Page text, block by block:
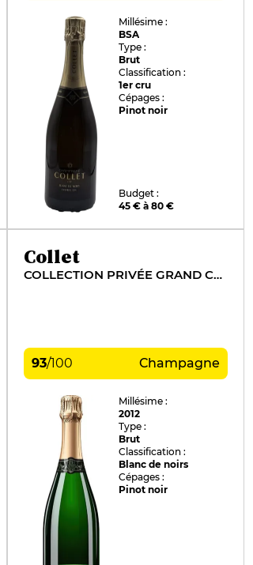
Millésime :
BSA
Type :
Brut
Classification :
1er cru
Cépages :
Pinot noir
Budget :
45 € à 80 €
Collet
COLLECTION PRIVÉE GRAND CRU AŸ
93/100 Champagne
Millésime :
2012
Type :
Brut
Classification :
Blanc de noirs
Cépages :
Pinot noir